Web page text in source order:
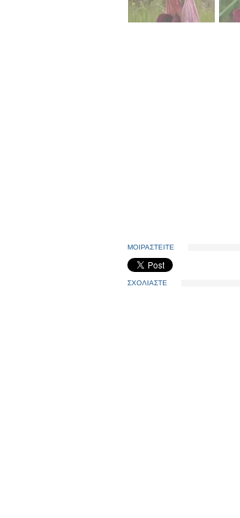
ΜΟΙΡΑΣΤΕΙΤΕ
ΣΧΟΛΙΑΣΤΕ